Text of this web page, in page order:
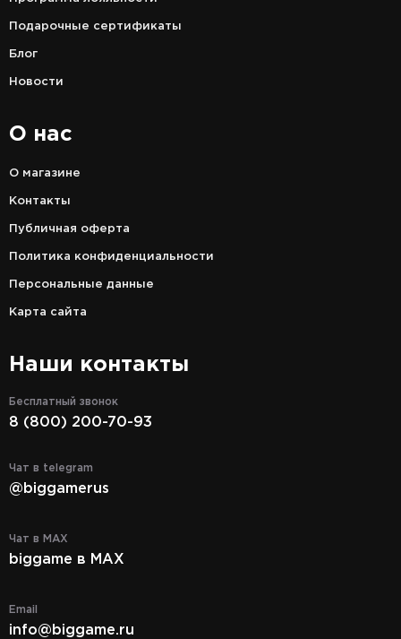
Подарочные сертификаты
Блог
Новости
О нас
О магазине
Контакты
Публичная оферта
Политика конфиденциальности
Персональные данные
Карта сайта
Наши контакты
Бесплатный звонок
8 (800) 200-70-93
Чат в telegram
@biggamerus
Чат в MAX
biggame в MAX
Email
info@biggame.ru